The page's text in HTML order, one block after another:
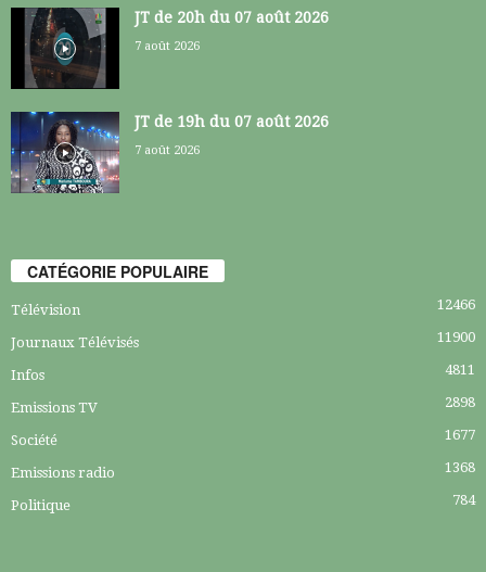
JT de 20h du 07 août 2026
7 août 2026
JT de 19h du 07 août 2026
7 août 2026
CATÉGORIE POPULAIRE
Télévision 12466
Journaux Télévisés 11900
Infos 4811
Emissions TV 2898
Société 1677
Emissions radio 1368
Politique 784